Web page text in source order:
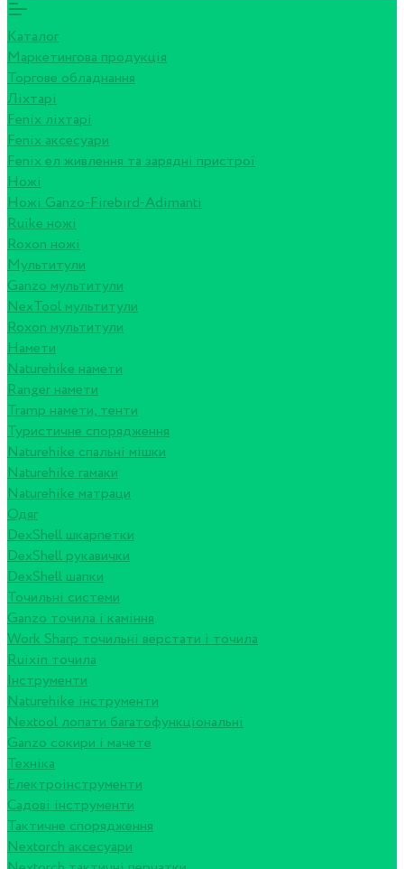
Каталог
Маркетингова продукція
Торгове обладнання
Ліхтарі
Fenix ліхтарі
Fenix аксесуари
Fenix ел живлення та зарядні пристрої
Ножі
Ножі Ganzo-Firebird-Adimanti
Ruike ножі
Roxon ножi
Мультитули
Ganzo мультитули
NexTool мультитули
Roxon мультитули
Намети
Naturehike намети
Ranger намети
Tramp намети, тенти
Туристичне спорядження
Naturehike спальні мішки
Naturehike гамаки
Naturehike матраци
Одяг
DexShell шкарпетки
DexShell рукавички
DexShell шапки
Точильні системи
Ganzo точила і каміння
Work Sharp точильні верстати і точила
Ruixin точила
Інструменти
Naturehike інструменти
Nextool лопати багатофункціональні
Ganzo сокири і мачете
Техніка
Електроінструменти
Садові інструменти
Тактичне спорядження
Nextorch аксесуари